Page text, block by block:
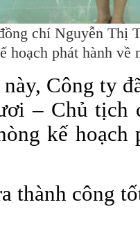
chí Nguyễn Thị
hoạch phát hành về
Công ty
– Chủ tịch
kế hoạch
thành công